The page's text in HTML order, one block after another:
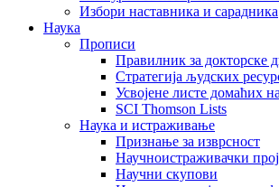
Избори наставника и сарадника
Наука
Прописи
Правилник за докторске
Стратегија људских
Усвојене листе домаћих
SCI Thomson Lists
Наука и истраживање
Признање за изврсност
Научноистраживачки
Научни скупови